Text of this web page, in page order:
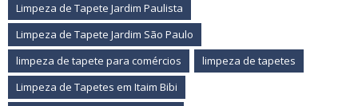
Limpeza de Tapete Jardim Paulista
Limpeza de Tapete Jardim São Paulo
limpeza de tapete para comércios
limpeza de tapetes
Limpeza de Tapetes em Itaim Bibi